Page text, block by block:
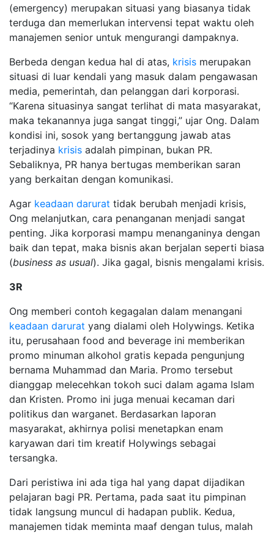
(emergency) merupakan situasi yang biasanya tidak
terduga dan memerlukan intervensi tepat waktu oleh
manajemen senior untuk mengurangi dampaknya.
Berbeda dengan kedua hal di atas, krisis merupakan
situasi di luar kendali yang masuk dalam pengawasan
media, pemerintah, dan pelanggan dari korporasi.
“Karena situasinya sangat terlihat di mata masyarakat,
maka tekanannya juga sangat tinggi,” ujar Ong. Dalam
kondisi ini, sosok yang bertanggung jawab atas
terjadinya krisis adalah pimpinan, bukan PR.
Sebaliknya, PR hanya bertugas memberikan saran
yang berkaitan dengan komunikasi.
Agar keadaan darurat tidak berubah menjadi krisis,
Ong melanjutkan, cara penanganan menjadi sangat
penting. Jika korporasi mampu menanganinya dengan
baik dan tepat, maka bisnis akan berjalan seperti biasa
(business as usual). Jika gagal, bisnis mengalami krisis.
3R
Ong memberi contoh kegagalan dalam menangani
keadaan darurat yang dialami oleh Holywings. Ketika
itu, perusahaan food and beverage ini memberikan
promo minuman alkohol gratis kepada pengunjung
bernama Muhammad dan Maria. Promo tersebut
dianggap melecehkan tokoh suci dalam agama Islam
dan Kristen. Promo ini juga menuai kecaman dari
politikus dan warganet. Berdasarkan laporan
masyarakat, akhirnya polisi menetapkan enam
karyawan dari tim kreatif Holywings sebagai
tersangka.
Dari peristiwa ini ada tiga hal yang dapat dijadikan
pelajaran bagi PR. Pertama, pada saat itu pimpinan
tidak langsung muncul di hadapan publik. Kedua,
manajemen tidak meminta maaf dengan tulus, malah